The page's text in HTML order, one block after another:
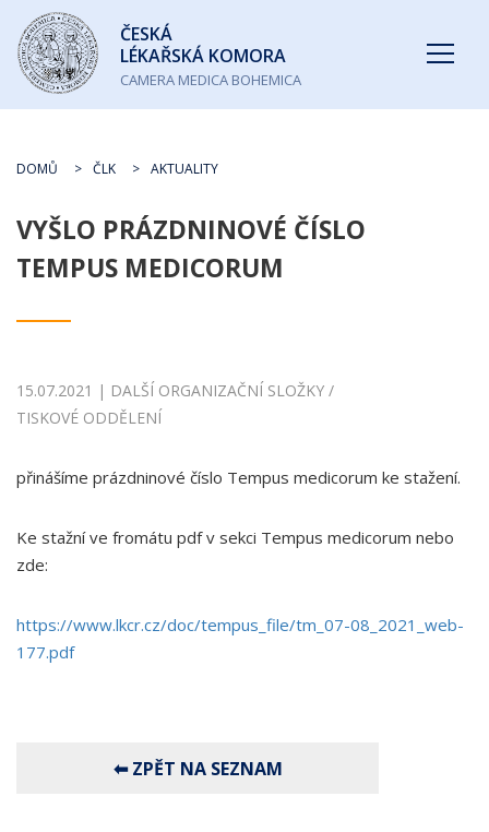
Česká
lékařská
komora
ČESKÁ
LÉKAŘSKÁ KOMORA
CAMERA MEDICA BOHEMICA
DOMŮ ČLK AKTUALITY
VYŠLO PRÁZDNINOVÉ ČÍSLO
TEMPUS MEDICORUM
15.07.2021 | DALŠÍ ORGANIZAČNÍ SLOŽKY /
TISKOVÉ ODDĚLENÍ
přinášíme prázdninové číslo Tempus medicorum ke stažení.
Ke stažní ve fromátu pdf v sekci Tempus medicorum nebo
zde:
https://www.lkcr.cz/doc/tempus_file/tm_07-08_2021_web-
177.pdf